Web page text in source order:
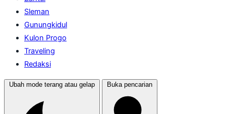
Sleman
Gunungkidul
Kulon Progo
Traveling
Redaksi
Ubah mode terang atau gelap Buka pencarian